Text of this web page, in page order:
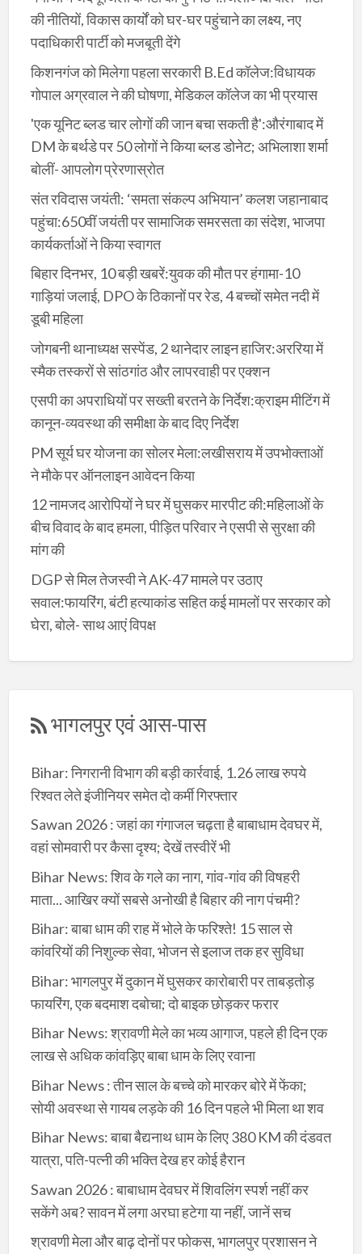
की नीतियों, विकास कार्यों को घर-घर पहुंचाने का लक्ष्य, नए
पदाधिकारी पार्टी को मजबूती देंगे
किशनगंज को मिलेगा पहला सरकारी B.Ed कॉलेज:विधायक
गोपाल अग्रवाल ने की घोषणा, मेडिकल कॉलेज का भी प्रयास
'एक यूनिट ब्लड चार लोगों की जान बचा सकती है':औरंगाबाद में
DM के बर्थडे पर 50 लोगों ने किया ब्लड डोनेट; अभिलाशा शर्मा
बोलीं- आपलोग प्रेरणास्रोत
संत रविदास जयंती: ‘समता संकल्प अभियान’ कलश जहानाबाद
पहुंचा:650वीं जयंती पर सामाजिक समरसता का संदेश, भाजपा
कार्यकर्ताओं ने किया स्वागत
बिहार दिनभर, 10 बड़ी खबरें:युवक की मौत पर हंगामा-10
गाड़ियां जलाई, DPO के ठिकानों पर रेड, 4 बच्चों समेत नदी में
डूबी महिला
जोगबनी थानाध्यक्ष सस्पेंड, 2 थानेदार लाइन हाजिर:अररिया में
स्मैक तस्करों से सांठगांठ और लापरवाही पर एक्शन
एसपी का अपराधियों पर सख्ती बरतने के निर्देश:क्राइम मीटिंग में
कानून-व्यवस्था की समीक्षा के बाद दिए निर्देश
PM सूर्य घर योजना का सोलर मेला:लखीसराय में उपभोक्ताओं
ने मौके पर ऑनलाइन आवेदन किया
12 नामजद आरोपियों ने घर में घुसकर मारपीट की:महिलाओं के
बीच विवाद के बाद हमला, पीड़ित परिवार ने एसपी से सुरक्षा की
मांग की
DGP से मिल तेजस्वी ने AK-47 मामले पर उठाए
सवाल:फायरिंग, बंटी हत्याकांड सहित कई मामलों पर सरकार को
घेरा, बोले- साथ आएं विपक्ष
भागलपुर एवं आस-पास
Bihar: निगरानी विभाग की बड़ी कार्रवाई, 1.26 लाख रुपये
रिश्वत लेते इंजीनियर समेत दो कर्मी गिरफ्तार
Sawan 2026 : जहां का गंगाजल चढ़ता है बाबाधाम देवघर में,
वहां सोमवारी पर कैसा दृश्य; देखें तस्वीरें भी
Bihar News: शिव के गले का नाग, गांव-गांव की विषहरी
माता... आखिर क्यों सबसे अनोखी है बिहार की नाग पंचमी?
Bihar: बाबा धाम की राह में भोले के फरिश्ते! 15 साल से
कांवरियों की निशुल्क सेवा, भोजन से इलाज तक हर सुविधा
Bihar: भागलपुर में दुकान में घुसकर कारोबारी पर ताबड़तोड़
फायरिंग, एक बदमाश दबोचा; दो बाइक छोड़कर फरार
Bihar News: श्रावणी मेले का भव्य आगाज, पहले ही दिन एक
लाख से अधिक कांवड़िए बाबा धाम के लिए रवाना
Bihar News : तीन साल के बच्चे को मारकर बोरे में फेंका;
सोयी अवस्था से गायब लड़के की 16 दिन पहले भी मिला था शव
Bihar News: बाबा बैद्यनाथ धाम के लिए 380 KM की दंडवत
यात्रा, पति-पत्नी की भक्ति देख हर कोई हैरान
Sawan 2026 : बाबाधाम देवघर में शिवलिंग स्पर्श नहीं कर
सकेंगे अब? सावन में लगा अरघा हटेगा या नहीं, जानें सच
श्रावणी मेला और बाढ़ दोनों पर फोकस, भागलपुर प्रशासन ने